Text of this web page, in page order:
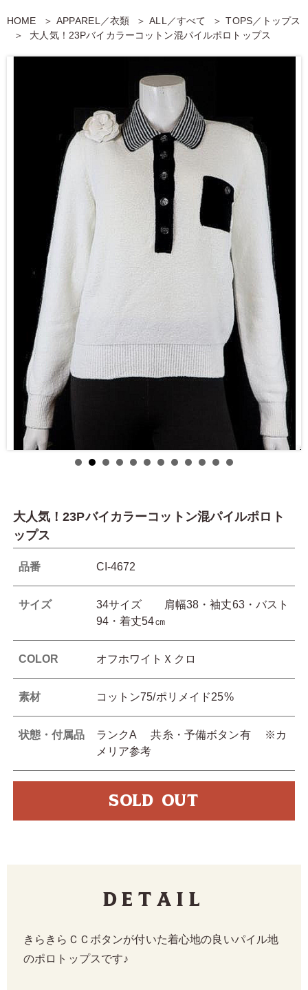
HOME APPAREL／衣類 ALL／すべて
TOPS／トップス
大人気！23Pバイカラーコットン混パイルポロトップス
大人気！23Pバイカラーコットン混パイルポロト
ップス
品番 CI-4672
サイズ
34サイズ 肩幅38・袖丈63・バスト
94・着丈54㎝
COLOR オフホワイトＸクロ
素材 コットン75/ポリメイド25%
状態・付属品
ランクA 共糸・予備ボタン有 ※カ
メリア参考
SOLD OUT
Detail
きらきらＣＣボタンが付いた着心地の良いパイル地
のポロトップスです♪